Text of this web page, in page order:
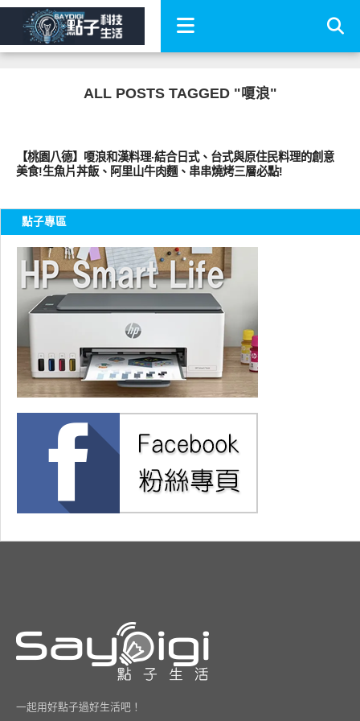
ALL POSTS TAGGED "嗄浪"
【桃園八德】嗄浪和漢料理‧結合日式、台式與原住民料理的創意
美食!生魚片丼飯、阿里山牛肉麵、串串燒烤三層必點!
點子專區
一起用好點子過好生活吧！